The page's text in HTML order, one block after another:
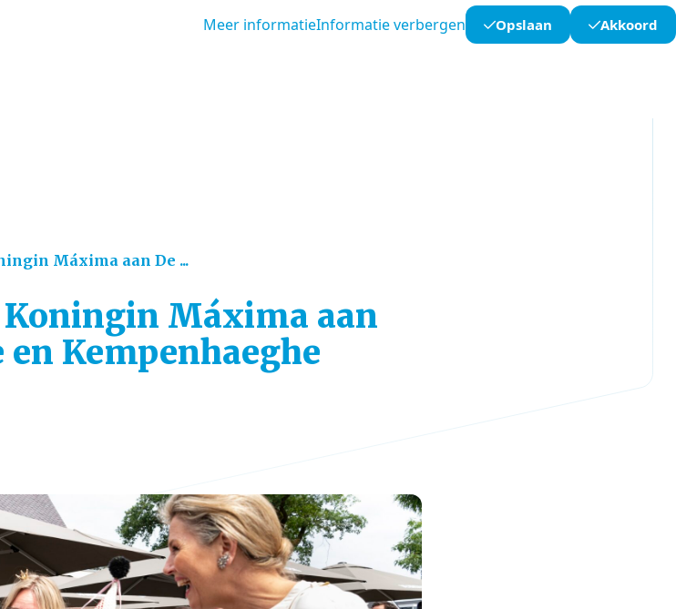
Meer informatieInformatie verbergen Opslaan Akkoord
Máxima aan De ...
Máxima aan
Kempenhaeghe